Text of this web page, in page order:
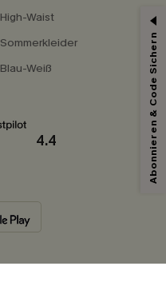
High-Waist
Sommerkleider
Blau-Weiß
4.4 Abonnieren & Code Sichern